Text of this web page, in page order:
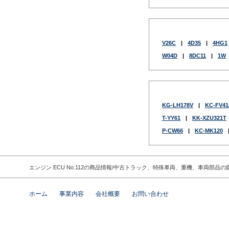
V26C | 4D35 | 4HG1
W04D | 8DC11 | 1W
KG-LH178V | KC-
T-YY61 | KK-XZU321T
P-CW66 | KC-MK120 |
エンジン ECU No.112の商品情報/中古トラック、特殊車両、重機、車両部品
ホーム 事業内容 会社概要 お問い合わせ